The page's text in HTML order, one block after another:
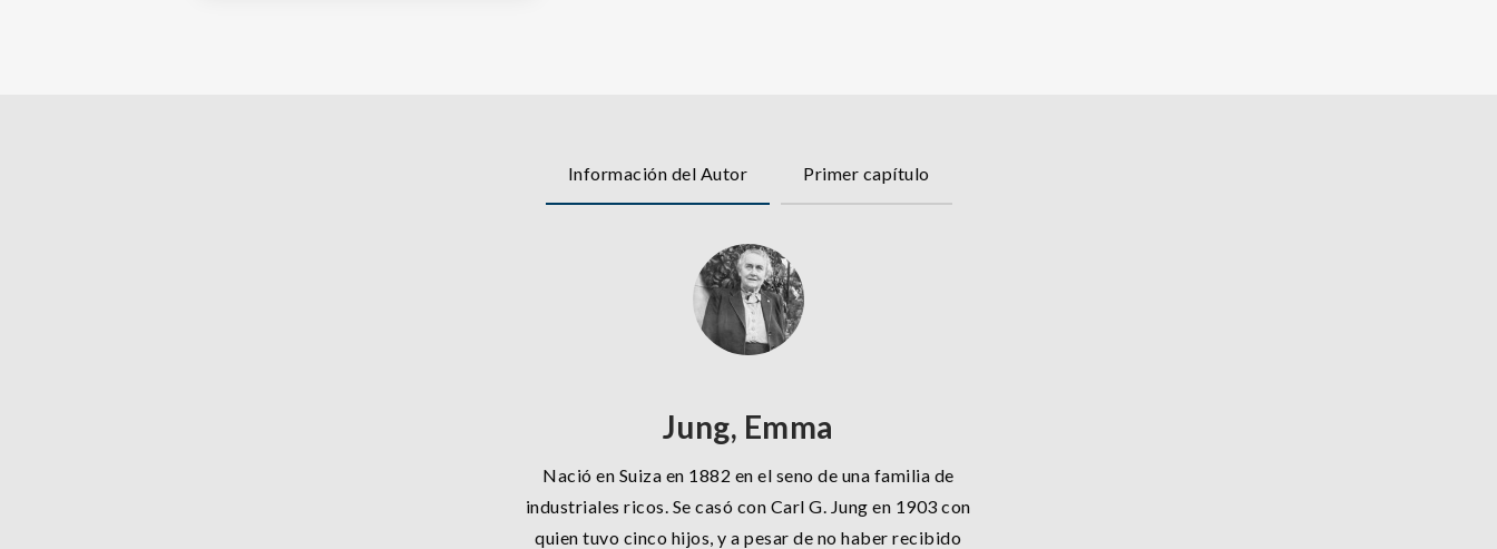
Información del Autor Primer capítulo
Jung, Emma
Nació en Suiza en 1882 en el seno de una familia de
industriales ricos. Se casó con Carl G. Jung en 1903 con
quien tuvo cinco hijos, y a pesar de no haber recibido